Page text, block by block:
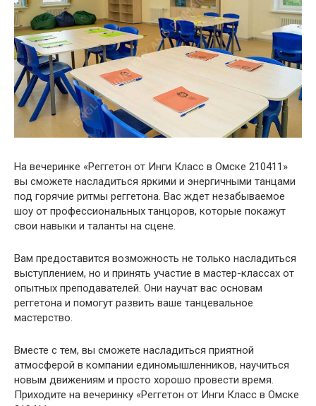
На вечеринке «Реггетон от Инги Класс в Омске 210411»
вы сможете насладиться яркими и энергичными танцами
под горячие ритмы реггетона. Вас ждет незабываемое
шоу от профессиональных танцоров, которые покажут
свои навыки и таланты на сцене.
Вам предоставится возможность не только насладиться
выступлением, но и принять участие в мастер-классах от
опытных преподавателей. Они научат вас основам
реггетона и помогут развить ваше танцевальное
мастерство.
Вместе с тем, вы сможете насладиться приятной
атмосферой в компании единомышленников, научиться
новым движениям и просто хорошо провести время.
Приходите на вечеринку «Реггетон от Инги Класс в Омске